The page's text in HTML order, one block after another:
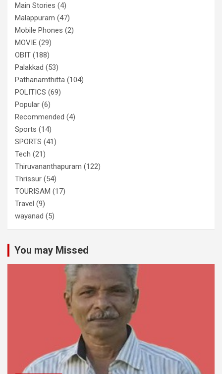
Main Stories (4)
Malappuram (47)
Mobile Phones (2)
MOVIE (29)
OBIT (188)
Palakkad (53)
Pathanamthitta (104)
POLITICS (69)
Popular (6)
Recommended (4)
Sports (14)
SPORTS (41)
Tech (21)
Thiruvananthapuram (122)
Thrissur (54)
TOURISAM (17)
Travel (9)
wayanad (5)
You may Missed